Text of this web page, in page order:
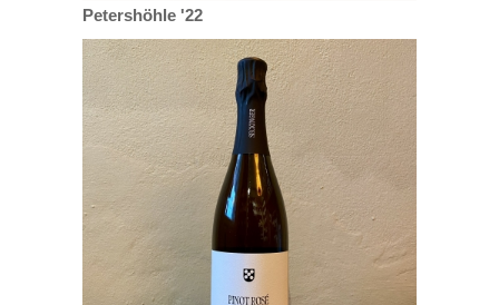
Petershöhle '22